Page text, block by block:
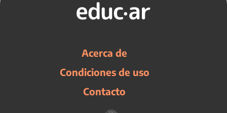
Acerca de
Condiciones de uso
Contacto